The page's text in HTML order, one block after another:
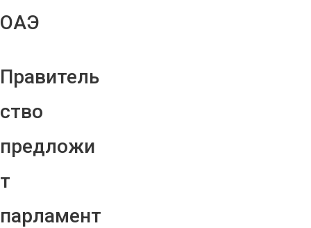
ОАЭ
Правитель
ство
предложи
т
парламент